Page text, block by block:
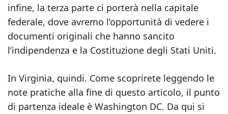
infine, la terza parte ci porterà nella capitale
federale, dove avremo l’opportunità di vedere i
documenti originali che hanno sancito
l’indipendenza e la Costituzione degli Stati Uniti.
In Virginia, quindi. Come scoprirete leggendo le
note pratiche alla fine di questo articolo, il punto
di partenza ideale è Washington DC. Da qui si